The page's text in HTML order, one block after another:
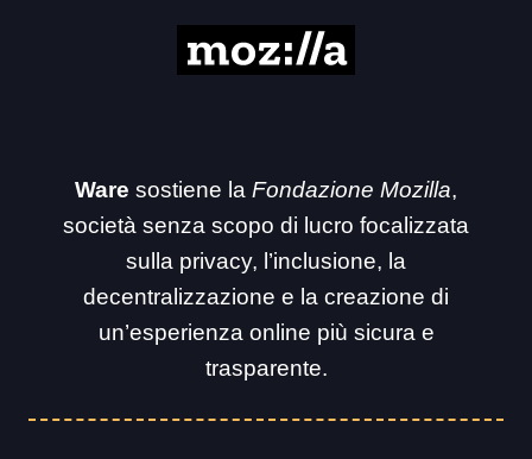
Ware sostiene la Fondazione Mozilla,
società senza scopo di lucro focalizzata
sulla privacy, l’inclusione, la
decentralizzazione e la creazione di
un’esperienza online più sicura e
trasparente.